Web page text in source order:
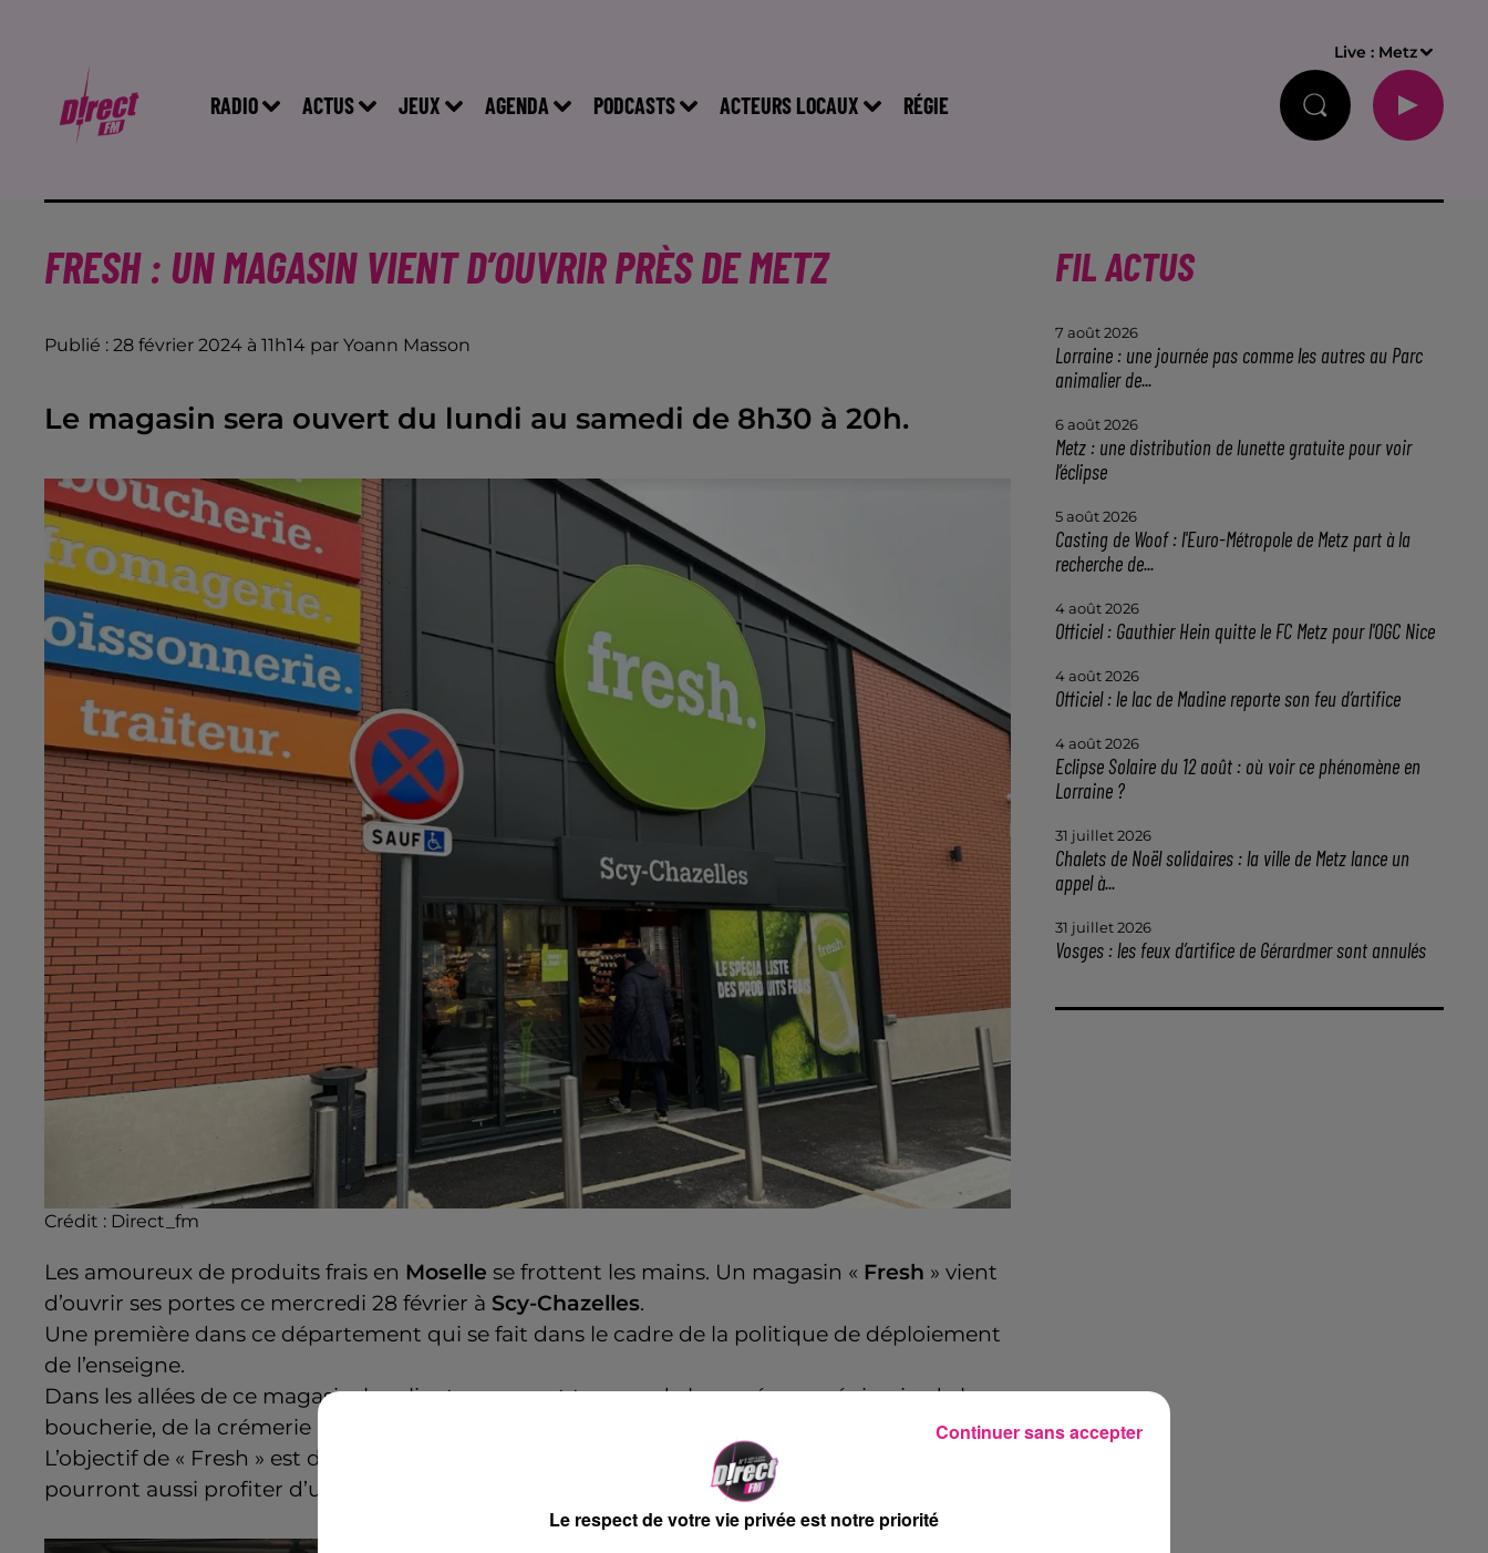
RADIO ACTUS JEUX AGENDA PODCASTS ACTEURS LOCAUX RÉGIE
Live : Metz
FRESH : UN MAGASIN VIENT D’OUVRIR PRÈS DE METZ
Publié : 28 février 2024 à 11h14 par Yoann Masson
Le magasin sera ouvert du lundi au samedi de 8h30 à 20h.
Crédit : Direct_fm
Les amoureux de produits frais en Moselle se frottent les mains. Un magasin « Fresh » vient
d’ouvrir ses portes ce mercredi 28 février à Scy-Chazelles.
Une première dans ce département qui se fait dans le cadre de la politique de déploiement
de l’enseigne.
Dans les allées de ce magasin, les clients pourront trouver de la marée, une épicerie, de la
boucherie, de la crémerie ainsi que des fruits et des légumes.
L’objectif de « Fresh » est de privilégier les
extra-frais
pourront aussi profiter d’une belle amplitude horaire, du lundi au samedi de 8h30 à 20h.
FIL ACTUS
7 août 2026
Lorraine : une journée pas comme les autres au Parc
animalier de...
6 août 2026
Metz : une distribution de lunette gratuite pour voir
l’éclipse
5 août 2026
Casting de Woof : l'Euro-Métropole de Metz part à la
recherche de...
4 août 2026
Officiel : Gauthier Hein quitte le FC Metz pour l'OGC Nice
4 août 2026
Officiel : le lac de Madine reporte son feu d’artifice
4 août 2026
Eclipse Solaire du 12 août : où voir ce phénomène en
Lorraine ?
31 juillet 2026
Chalets de Noël solidaires : la ville de Metz lance un
appel à...
31 juillet 2026
Vosges : les feux d’artifice de Gérardmer sont annulés
Le respect de votre vie privée est notre priorité
Continuer sans accepter